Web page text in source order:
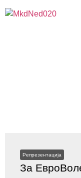
Репрезентација
За